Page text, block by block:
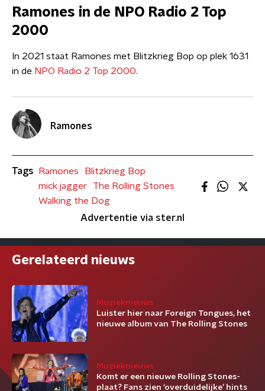
Ramones in de NPO Radio 2 Top
2000
In 2021 staat Ramones met Blitzkrieg Bop op plek 1631
in de NPO Radio 2 Top 2000.
Ramones
Tags Ramones
Blitzkrieg Bop
mick jagger
The Rolling Stones
Walking the Dog
Advertentie via ster.nl
Gerelateerd nieuws
Muzieknieuws
Luister hier naar Foreign Tongues, het
nieuwe album van The Rolling Stones
Muzieknieuws
Komt er een nieuwe Rolling Stones-
plaat? Fans zien ‘overduidelijke’ hints